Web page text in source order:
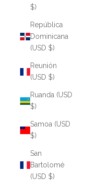
$)
República
Dominicana
(USD $)
Reunión
(USD $)
Ruanda (USD
$)
Samoa (USD
$)
San
Bartolomé
(USD $)